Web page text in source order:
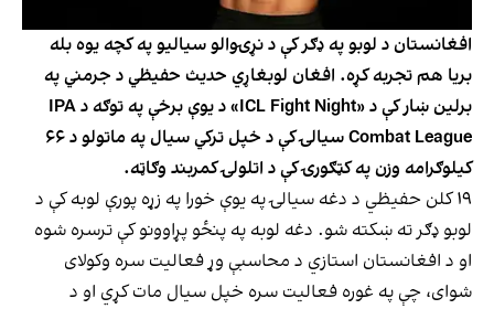
افغانستان د لوبو په ډګر کې د نړۍوالو سیالیو په کچه یوه بله
بریا هم تجربه کړه. افغان لوبغاړي حدیث حفیظي د جرمني په
برلین ښار کې د «ICL Fight Night» د یوې برخې په توګه د IPA
Combat League سیالۍ کې د خپل ترکي سیال په ماتولو د ۶۶
کیلوګرامه وزن په کټګورۍ کې د اتلولۍ کمربند وګاټه.
۱۹ کلن حفیظي د دغه سیالۍ په یوې خورا په زړه پورې لوبه کې د
لوبو ډګر ته ښکته شو. دغه لوبه په پنځو پړاوونو کې ترسره شوه
او د افغانستان استازي د محاسبې وړ فعالیت سره وکولای
شوای، چې په غوره فعالیت سره خپل سیال مات کړي او د